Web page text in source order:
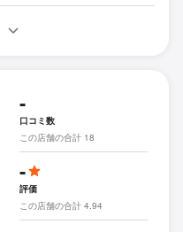
-
口コミ数
この店舗の合計 18
-
評価
この店舗の合計 4.94